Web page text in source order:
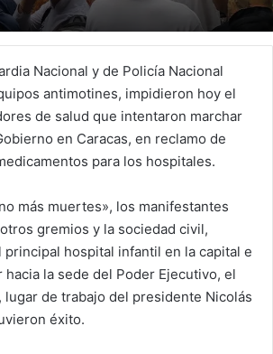
Nacional y de Policía Nacional
antimotines, impidieron hoy el
de salud que intentaron marchar
en Caracas, en reclamo de
para los hospitales.
más muertes», los manifestantes
gremios y la sociedad civil,
hospital infantil en la capital e
hacia la sede del Poder Ejecutivo, el
lugar de trabajo del presidente Nicolás
éxito.